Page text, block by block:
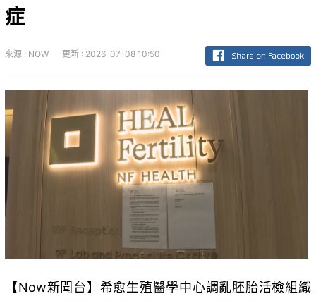
症
來源 : NOW 更新 : 2026-07-08 10:50
【Now新聞台】希愈生殖醫學中心調亂胚胎活檢組織